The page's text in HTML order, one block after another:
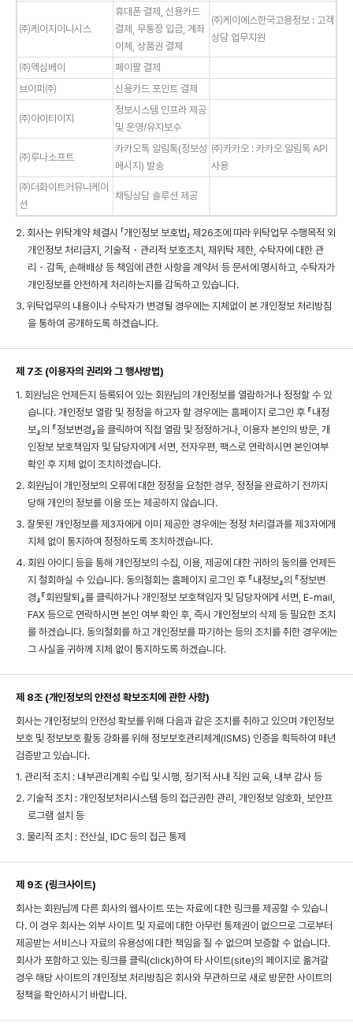
㈜케이지이니시스
휴대폰 결제, 신용카드
결제, 무통장 입금, 계좌
이체, 상품권 결제
㈜케이에스한국고용정보 : 고객
상담 업무지원
㈜엑심베이
페이팔 결제
브이피㈜
신용카드 포인트 결제
㈜아이티이지
정보시스템 인프라 제공
및 운영/유지보수
㈜루나소프트
카카오톡 알림톡(정보성
메시지) 발송
㈜카카오 : 카카오 알림톡 API
사용
㈜더화이트커뮤니케이
션
채팅상담 솔루션 제공
2. 회사는 위탁계약 체결시 「개인정보 보호법」 제26조에 따라 위탁업무 수행목적 외
개인정보 처리금지, 기술적・관리적 보호조치, 재위탁 제한, 수탁자에 대한 관
리・감독, 손해배상 등 책임에 관한 사항을 계약서 등 문서에 명시하고, 수탁자가
개인정보를 안전하게 처리하는지를 감독하고 있습니다.
3. 위탁업무의 내용이나 수탁자가 변경될 경우에는 지체없이 본 개인정보 처리방침
을 통하여 공개하도록 하겠습니다.
제 7조 (이용자의 권리와 그 행사방법)
1. 회원님은 언제든지 등록되어 있는 회원님의 개인정보를 열람하거나 정정할 수 있
습니다. 개인정보 열람 및 정정을 하고자 할 경우에는 홈페이지 로그인 후 『내정
보』의 『정보변경』을 클릭하여 직접 열람 및 정정하거나, 이용자 본인의 방문, 개
인정보 보호책임자 및 담당자에게 서면, 전자우편, 팩스로 연락하시면 본인여부
확인 후 지체 없이 조치하겠습니다.
2. 회원님이 개인정보의 오류에 대한 정정을 요청한 경우, 정정을 완료하기 전까지
당해 개인의 정보를 이용 또는 제공하지 않습니다.
3. 잘못된 개인정보를 제3자에게 이미 제공한 경우에는 정정 처리결과를 제3자에게
지체 없이 통지하여 정정하도록 조치하겠습니다.
4. 회원 아이디 등을 통해 개인정보의 수집, 이용, 제공에 대한 귀하의 동의를 언제든
지 철회하실 수 있습니다. 동의철회는 홈페이지 로그인 후 『내정보』의 『정보변
경』『회원탈퇴』를 클릭하거나 개인정보 보호책임자 및 담당자에게 서면, E-mail,
FAX 등으로 연락하시면 본인 여부 확인 후, 즉시 개인정보의 삭제 등 필요한 조치
를 하겠습니다. 동의철회를 하고 개인정보를 파기하는 등의 조치를 취한 경우에는
그 사실을 귀하께 지체 없이 통지하도록 하겠습니다.
제 8조 (개인정보의 안전성 확보조치에 관한 사항)
회사는 개인정보의 안전성 확보를 위해 다음과 같은 조치를 취하고 있으며 개인정보
보호 및 정보보호 활동 강화를 위해 정보보호관리체계(ISMS) 인증을 획득하여 매년
검증받고 있습니다.
1. 관리적 조치 : 내부관리계획 수립 및 시행, 정기적 사내 직원 교육, 내부 감사 등
2. 기술적 조치 : 개인정보처리시스템 등의 접근권한 관리, 개인정보 암호화, 보안프
로그램 설치 등
3. 물리적 조치 : 전산실, IDC 등의 접근 통제
제 9조 (링크사이트)
회사는 회원님께 다른 회사의 웹사이트 또는 자료에 대한 링크를 제공할 수 있습니
다. 이 경우 회사는 외부 사이트 및 자료에 대한 아무런 통제권이 없으므로 그로부터
제공받는 서비스나 자료의 유용성에 대한 책임을 질 수 없으며 보증할 수 없습니다.
회사가 포함하고 있는 링크를 클릭(click)하여 타 사이트(site)의 페이지로 옮겨갈
경우 해당 사이트의 개인정보 처리방침은 회사와 무관하므로 새로 방문한 사이트의
정책을 확인하시기 바랍니다.